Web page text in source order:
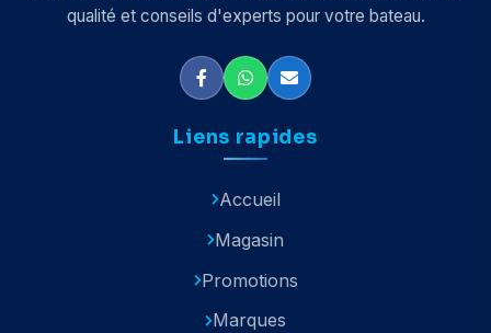
qualité et conseils d'experts pour votre bateau.
Liens rapides
Accueil
Magasin
Promotions
Marques